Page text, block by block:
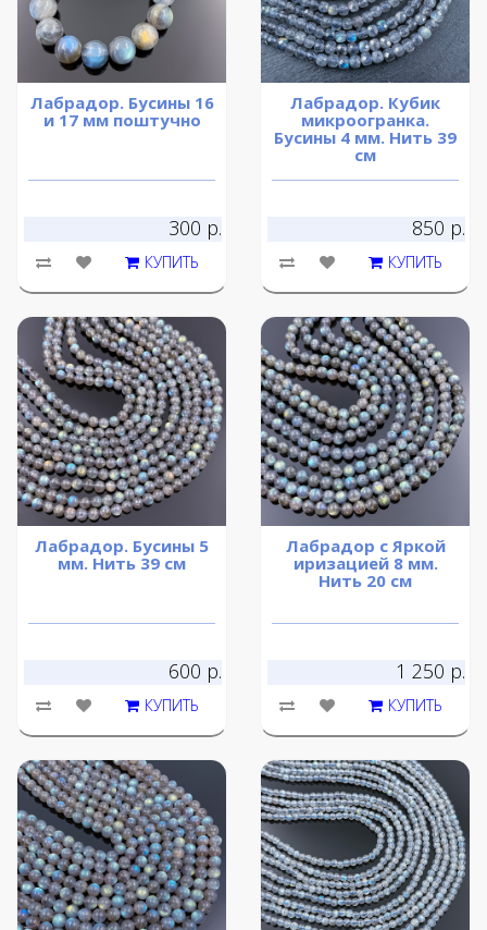
Лабрадор. Бусины 16
и 17 мм поштучно
300 р.
КУПИТЬ
Лабрадор. Кубик
микроогранка.
Бусины 4 мм. Нить 39
см
850 р.
КУПИТЬ
Лабрадор. Бусины 5
мм. Нить 39 см
600 р.
КУПИТЬ
Лабрадор с Яркой
иризацией 8 мм.
Нить 20 см
1 250 р.
КУПИТЬ